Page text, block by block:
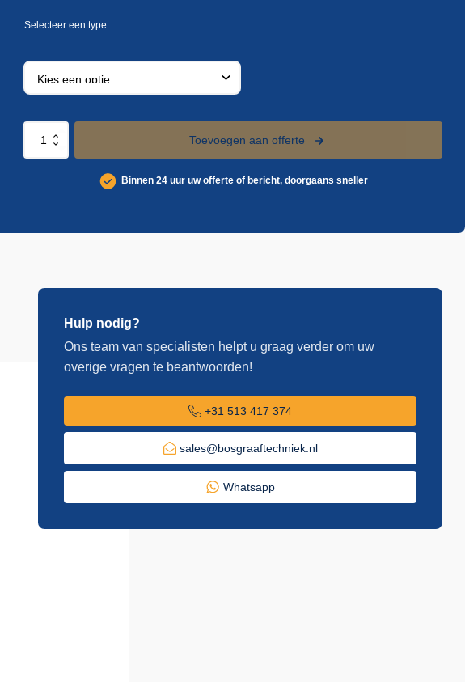
Panelchok
Toevoegen aan offerte
Binnen 24 uur uw offerte of bericht, doorgaans sneller
Hulp nodig?
Ons team van specialisten helpt u graag verder om uw
overige vragen te beantwoorden!
+31 513 417 374
sales@bosgraaftechniek.nl
Whatsapp